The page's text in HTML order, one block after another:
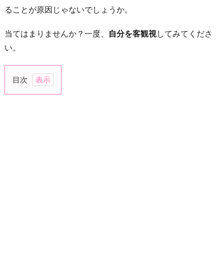
ることが原因じゃないでしょうか。
当てはまりませんか？一度、 自分を客観視してみてくださ
い。
目次
1.